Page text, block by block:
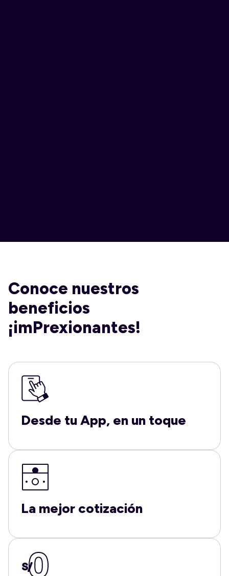
Conoce nuestros
beneficios
¡imPrexionantes!
Desde tu App, en un toque
La mejor cotización